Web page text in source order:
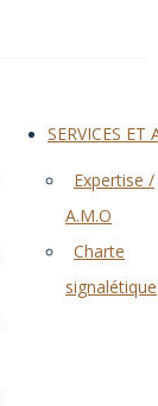
SERVICES ET
Expertise /
A.M.O
Charte
signalétique